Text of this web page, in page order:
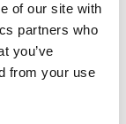
of our site with
partners who
you’ve
from your use